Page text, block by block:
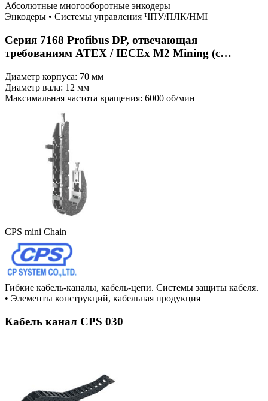
Абсолютные многооборотные энкодеры
Энкодеры • Системы управления ЧПУ/ПЛК/HMI
Серия 7168 Profibus DP, отвечающая
требованиям ATEX / IECEx M2 Mining (с
Диаметр корпуса: 70 мм
Диаметр вала: 12 мм
Максимальная частота вращения: 6000 об/мин
CPS mini Chain
Гибкие кабель-каналы, кабель-цепи. Системы защиты кабеля.
• Элементы конструкций, кабельная продукция
Кабель канал CPS 030